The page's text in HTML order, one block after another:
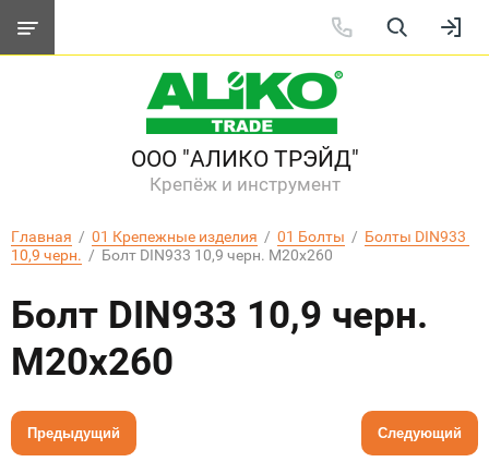
ООО "АЛИКО ТРЭЙД"
Крепёж и инструмент
Главная
  /
01 Крепежные изделия
  /
01 Болты
  /
Болты DIN933
10,9 черн.
  /  Болт DIN933 10,9 черн. М20x260
Болт DIN933 10,9 черн.
М20x260
Предыдущий Следующий